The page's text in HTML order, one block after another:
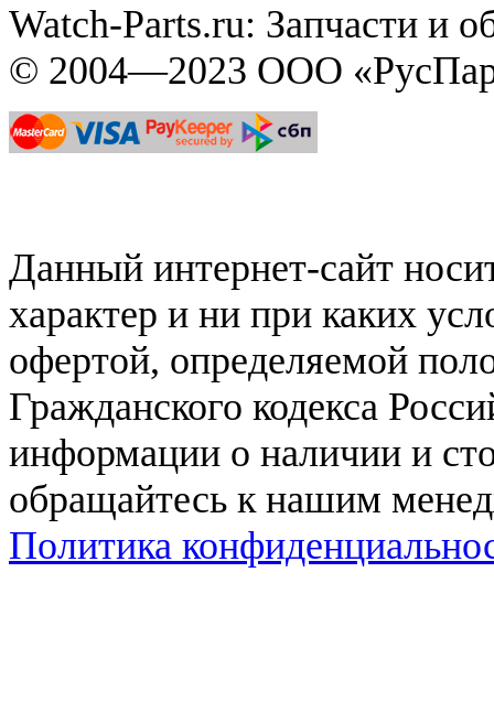
Watch-Parts.ru: Запчасти и
© 2004—2023 ООО
Данный интернет-сайт
характер и ни при каких
офертой, определяемой
Гражданского кодекса
информации о наличии и
обращайтесь к нашим
Политика